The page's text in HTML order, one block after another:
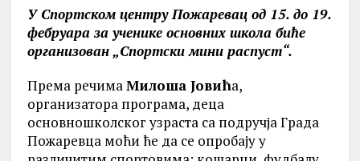
У Спортском центру Пожаревац од 15. до 19.
фебруара за ученике основних школа биће
организован „Спортски мини распуст“.
Према речимаМилоша Јовића,
организатора програма, деца
основношколског узраста са подручја Града
Пожаревца моћи ће да се опробају у